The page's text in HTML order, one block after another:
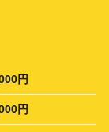
円
円